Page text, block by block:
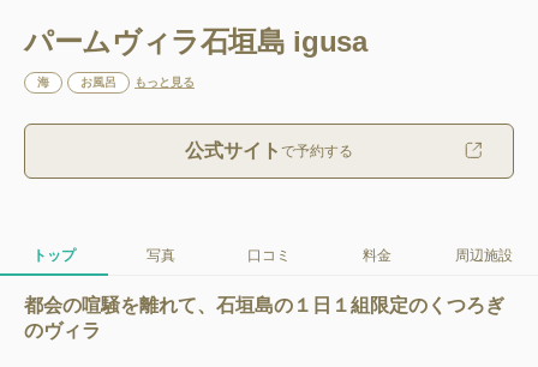
パームヴィラ石垣島 igusa
海 お風呂 もっと見る
公式サイト で予約する
トップ 写真 口コミ 料金 周辺施設
都会の喧騒を離れて、石垣島の１日１組限定のくつろぎ
のヴィラ